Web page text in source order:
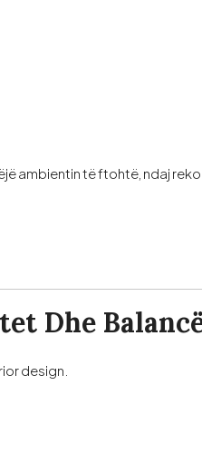
ambientin të ftohtë, ndaj
Dhe
design.